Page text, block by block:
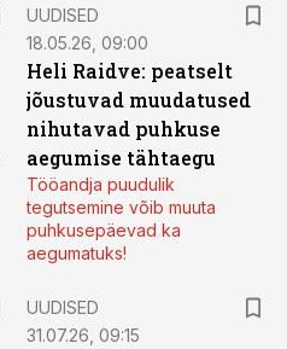
UUDISED
18.05.26, 09:00
Heli Raidve: peatselt
jõustuvad muudatused
nihutavad puhkuse
aegumise tähtaegu
Tööandja puudulik
tegutsemine võib muuta
puhkusepäevad ka
aegumatuks!
UUDISED
31.07.26, 09:15